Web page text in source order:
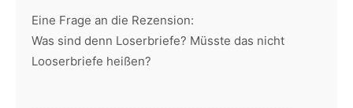
Eine Frage an die Rezension:
Was sind denn Loserbriefe? Müsste das nicht
Looserbriefe heißen?